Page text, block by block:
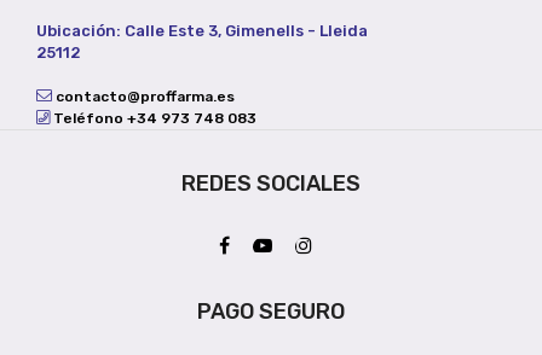
Ubicación: Calle Este 3, Gimenells - Lleida
25112
contacto@proffarma.es
Teléfono +34 973 748 083
REDES SOCIALES
PAGO SEGURO